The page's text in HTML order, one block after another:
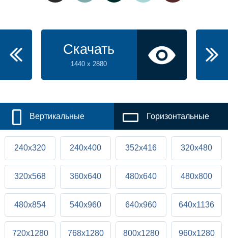
Скачать
1440 x 2880
Вертикальные Горизонтальные
240x320 240x400 352x416 320x480
320x568 360x640 480x640 480x800
480x854 540x960 640x960 640x1136
720x1280 768x1280 800x1280 960x1280